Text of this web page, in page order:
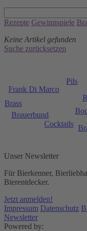
Rezepte Gewinnspiele
Keine Artikel gefunden
Suche zurücksetzen
Cocktails
Pils
Brauerbund
Frank Di Marco
Brass
Unser Newsletter
Für Bierkenner,
Bierentdecker.
Jetzt anmelden!
Impressum Datenschutz
Newsletter
Powered by: